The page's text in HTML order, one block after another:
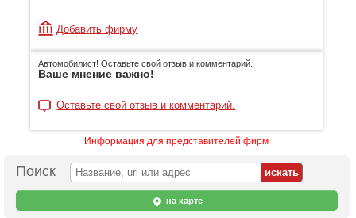
Добавить фирму
Автомобилист! Оставьте свой отзыв и комментарий.
Ваше мнение важно!
Оставьте свой отзыв и комментарий.
Информация для представителей фирм
Поиск
на карте